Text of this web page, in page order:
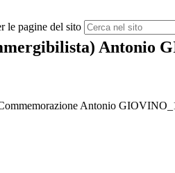
le pagine del sito
Antonio
Antonio